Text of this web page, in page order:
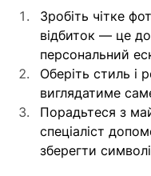
Зробіть чітке
відбиток — це
персональний
Оберіть стиль і
виглядатиме
Порадьтеся з
спеціаліст
зберегти